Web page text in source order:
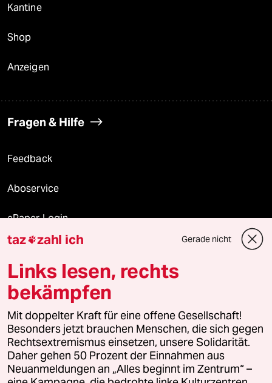
Kantine
Shop
Anzeigen
Fragen & Hilfe
Feedback
Aboservice
ePaper Login
Downloads für Abonnierende
© 2026 taz Verlags und Vertriebs GmbH
Alle Rechte vorbehalten. Bei rechtlichen Fragen oder für Genehmigungen
wenden Sie sich bitte an
lizenzen@taz.de
Feedback Redaktionsstatut Kommune-Richtlinien
taz zahl ich Gerade nicht
Links lesen, rechts
bekämpfen
Mit doppelter Kraft für eine offene Gesellschaft!
Besonders jetzt brauchen Menschen, die sich gegen
Rechtsextremismus einsetzen, unsere Solidarität.
Daher gehen 50 Prozent der Einnahmen aus
Neuanmeldungen an „Alles beginnt im Zentrum“ –